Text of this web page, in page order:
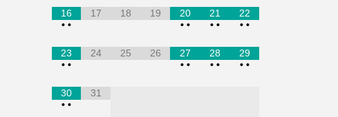
16
• •
17 18 19
20
• •
21
• •
22
• •
23
• •
24 25 26
27
• •
28
• •
29
• •
30
• •
31